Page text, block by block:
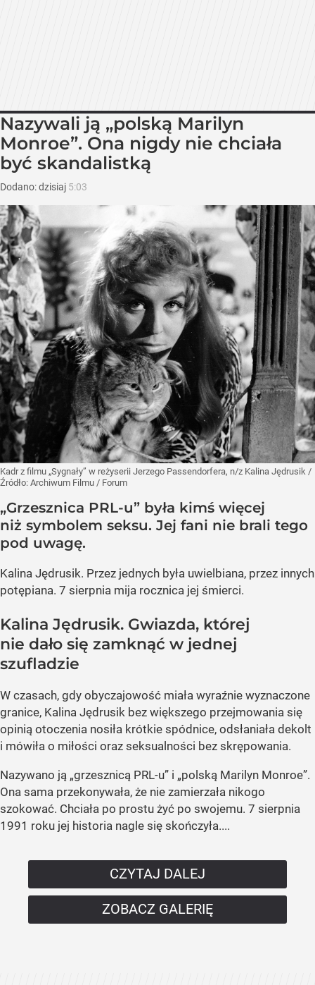
Nazywali ją „polską Marilyn
Monroe”. Ona nigdy nie chciała
być skandalistką
Dodano:dzisiaj 5:03
Kadr z filmu „Sygnały” w reżyserii Jerzego Passendorfera, n/z Kalina Jędrusik /
Źródło: Archiwum Filmu / Forum
„Grzesznica PRL-u” była kimś więcej
niż symbolem seksu. Jej fani nie brali tego
pod uwagę.
Kalina Jędrusik. Przez jednych była uwielbiana, przez innych
potępiana. 7 sierpnia mija rocznica jej śmierci.
Kalina Jędrusik. Gwiazda, której
nie dało się zamknąć w jednej
szufladzie
W czasach, gdy obyczajowość miała wyraźnie wyznaczone
granice, Kalina Jędrusik bez większego przejmowania się
opinią otoczenia nosiła krótkie spódnice, odsłaniała dekolt
i mówiła o miłości oraz seksualności bez skrępowania.
Nazywano ją „grzesznicą PRL-u” i „polską Marilyn Monroe”.
Ona sama przekonywała, że nie zamierzała nikogo
szokować. Chciała po prostu żyć po swojemu. 7 sierpnia
1991 roku jej historia nagle się skończyła....
CZYTAJ DALEJ
ZOBACZ GALERIĘ